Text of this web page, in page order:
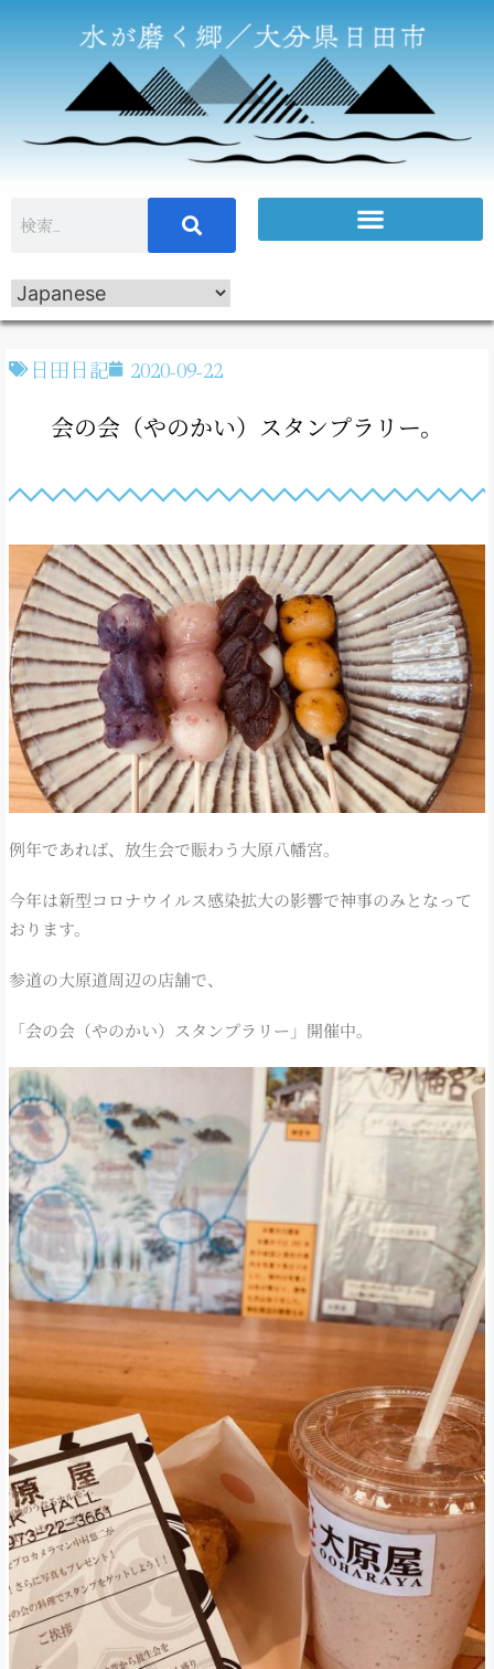
日田日記 2020-09-22
会の会（やのかい）スタンプラリー。
例年であれば、放生会で賑わう大原八幡宮。
今年は新型コロナウイルス感染拡大の影響で神事のみとなって
おります。
参道の大原道周辺の店舗で、
「会の会（やのかい）スタンプラリー」開催中。